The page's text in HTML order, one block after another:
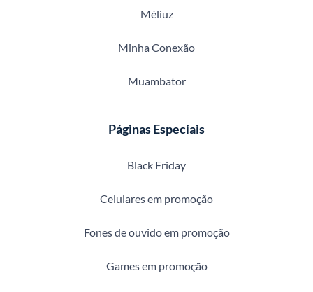
Méliuz
Minha Conexão
Muambator
Páginas Especiais
Black Friday
Celulares em promoção
Fones de ouvido em promoção
Games em promoção